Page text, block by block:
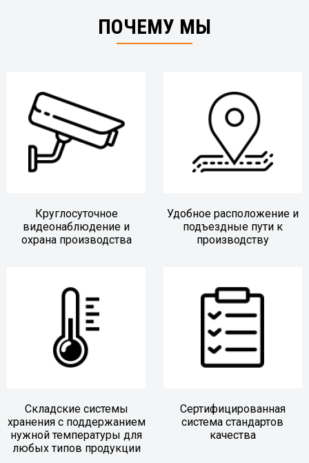
ПОЧЕМУ МЫ
Круглосуточное
видеонаблюдение и
охрана производства
Удобное расположение и
подъездные пути к
производству
Складские системы
хранения с поддержанием
нужной температуры для
любых типов продукции
Сертифицированная
система стандартов
качества